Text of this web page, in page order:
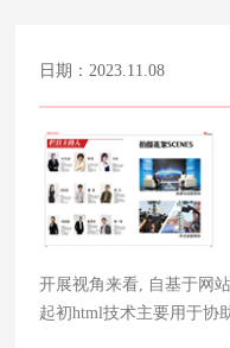
日期：2023.11.08
开展视角来看, 自基于网
起初html技术主要用于